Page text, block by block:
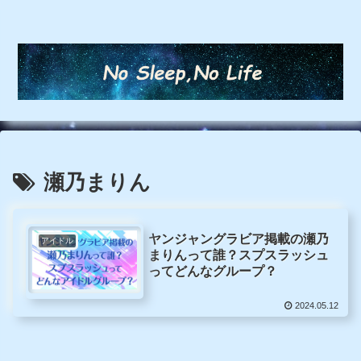
瀬乃まりん
アイドル
ヤンジャングラビア掲載の瀬乃
まりんって誰？スプスラッシュ
ってどんなグループ？
2024.05.12